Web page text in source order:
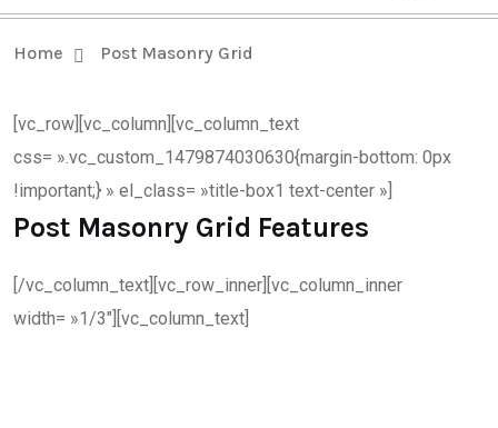
Home Post Masonry Grid
[vc_row][vc_column][vc_column_text
css= ».vc_custom_1479874030630{margin-bottom: 0px
!important;} » el_class= »title-box1 text-center »]
Post Masonry Grid Features
[/vc_column_text][vc_row_inner][vc_column_inner
width= »1/3″][vc_column_text]